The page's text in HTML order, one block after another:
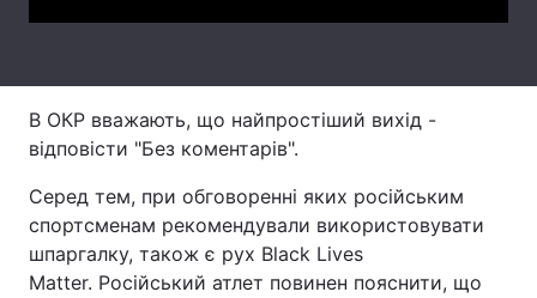
В ОКР вважають, що найпростіший вихід -
відповісти "Без коментарів".
Серед тем, при обговоренні яких російським
спортсменам рекомендували використовувати
шпаргалку, також є рух Black Lives
Matter. Російський атлет повинен пояснити, що